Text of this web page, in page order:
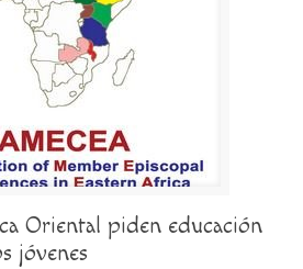
Oriental piden educación
jóvenes